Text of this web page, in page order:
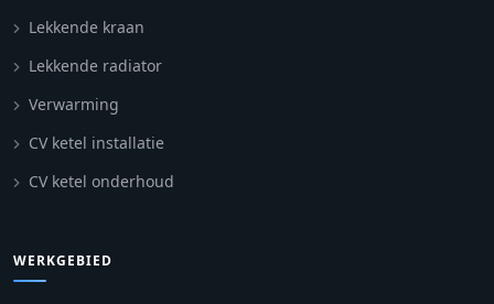
Lekkende kraan
Lekkende radiator
Verwarming
CV ketel installatie
CV ketel onderhoud
WERKGEBIED